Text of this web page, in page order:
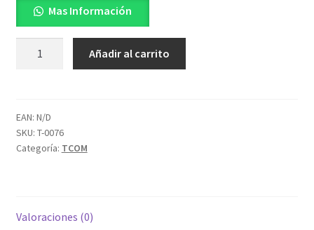
Mas Información
Añadir al carrito
EAN: N/D
SKU: T-0076
Categoría: TCOM
Valoraciones (0)